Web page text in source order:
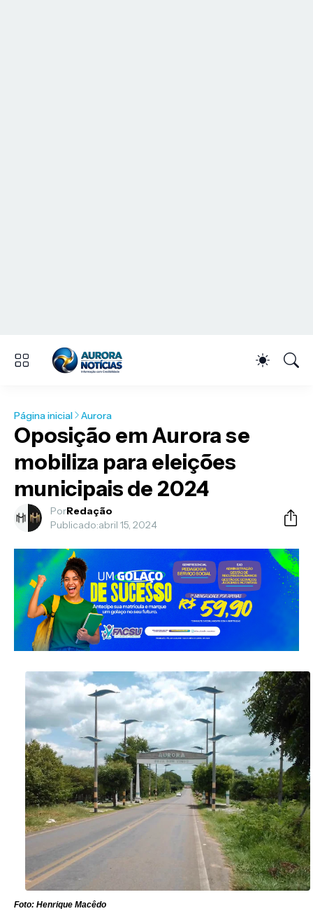
Página inicial Aurora
Oposição em Aurora se
mobiliza para eleições
municipais de 2024
PorRedação
Publicado:abril 15, 2024
Foto: Henrique Macêdo